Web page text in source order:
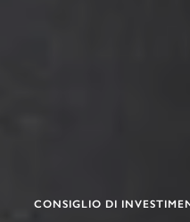
CONSIGLIO DI